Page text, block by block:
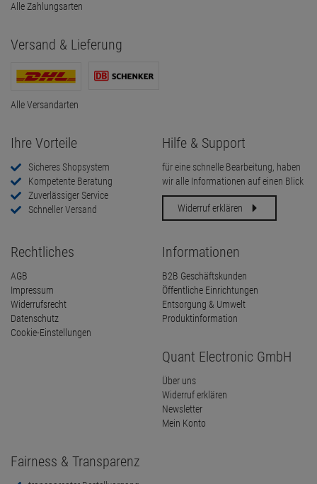
Alle Zahlungsarten
Versand & Lieferung
Alle Versandarten
Ihre Vorteile
Sicheres Shopsystem
Kompetente Beratung
Zuverlässiger Service
Schneller Versand
Hilfe & Support
für eine schnelle Bearbeitung, haben
wir alle Informationen auf einen Blick
Widerruf erklären
Rechtliches
AGB
Impressum
Widerrufsrecht
Datenschutz
Cookie-Einstellungen
Informationen
B2B Geschäftskunden
Öffentliche Einrichtungen
Entsorgung & Umwelt
Produktinformation
Quant Electronic GmbH
Über uns
Widerruf erklären
Newsletter
Mein Konto
Fairness & Transparenz